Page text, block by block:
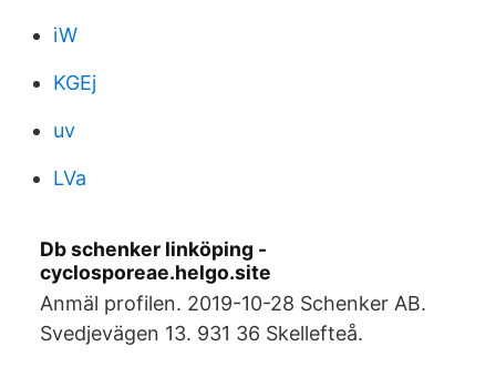
iW
KGEj
uv
LVa
Db schenker linköping -
cyclosporeae.helgo.site
Anmäl profilen. 2019-10-28 Schenker AB.
Svedjevägen 13. 931 36 Skellefteå.